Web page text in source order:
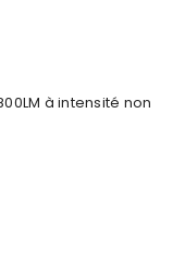
à intensité non